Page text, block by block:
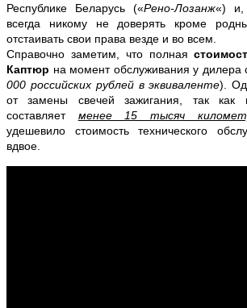
Республике Беларусь («Рено-Лозанж«) и,
всегда никому не доверять кроме
отстаивать свои права везде и во всем.
Справочно заметим, что полная
Каптюр на момент обслуживания у дилера
000 российских рублей в эквиваленте).
от замены свечей зажигания, так как
составляет менее 15 тысяч
удешевило стоимость технического
вдвое.